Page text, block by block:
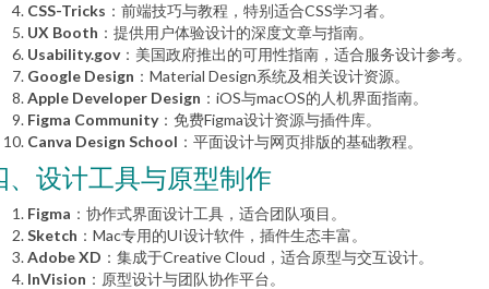
CSS-Tricks ：前端技巧与教程，特别适合CSS学习者。
UX Booth ：提供用户体验设计的深度文章与指南。
Usability.gov：美国政府推出的可用性指南，适合服务设计参考。
Google Design ：Material Design系统及相关设计资源。
Apple Developer Design ：iOS与macOS的人机界面指南。
Figma Community：免费Figma设计资源与插件库。
Canva Design School ：平面设计与网页排版的基础教程。
、设计工具与原型制作
Figma ：协作式界面设计工具，适合团队项目。
Sketch ：Mac专用的UI设计软件，插件生态丰富。
Adobe XD ：集成于Creative Cloud，适合原型与交互设计。
InVision ：原型设计与团队协作平台。